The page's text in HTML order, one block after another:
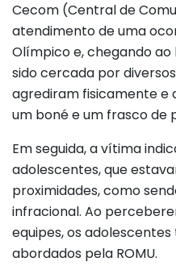
Cecom (Central de
atendimento de uma
Olímpico e, chegando
sido cercada por
agrediram fisicamente e
um boné e um frasco de
Em seguida, a vítima
adolescentes, que
proximidades, como
infracional. Ao
equipes, os
abordados pela ROMU.